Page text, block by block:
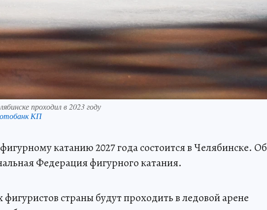
проходил в 2023 году
КП
катанию 2027 года состоится в Челябинске. Об
Федерация фигурного катания.
страны будут проходить в ледовой арене